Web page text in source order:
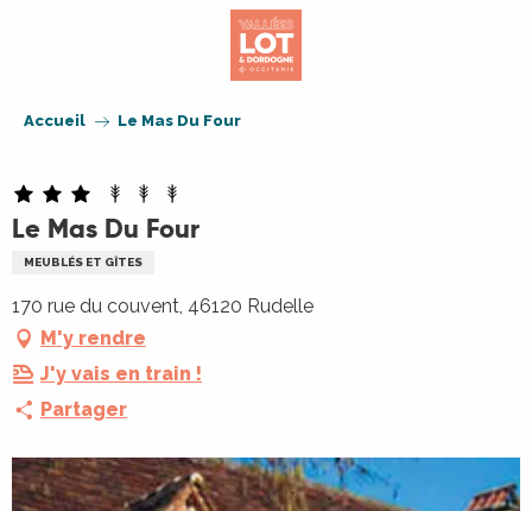
Accueil Le Mas Du Four
Le Mas Du Four
MEUBLÉS ET GÎTES
170 rue du couvent, 46120 Rudelle
M'y rendre
J'y vais en train !
Partager